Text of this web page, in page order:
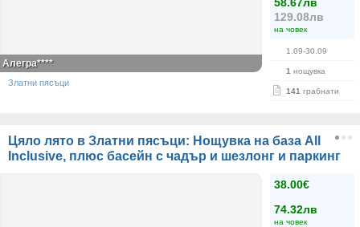
129.08лв
на човек
1.09-30.09
1 нощувка
141 грабнати
Алегра****
Златни пясъци
Цяло лято в Златни пясъци: Нощувка на база All
Inclusive, плюс басейн с чадър и шезлонг и паркинг
38.00€
74.32лв
на човек